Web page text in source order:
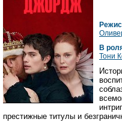
В
Тони
престижные титулы и